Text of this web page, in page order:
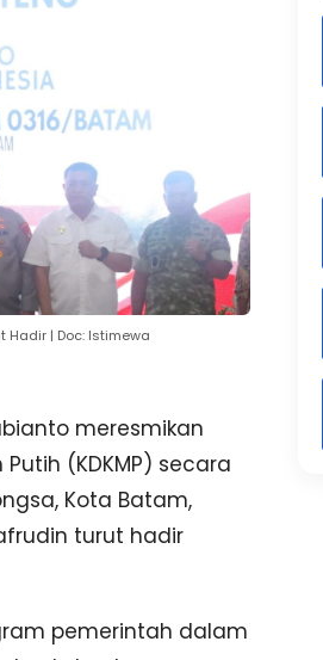
Hadir | Doc: Istimewa
meresmikan
(KDKMP) secara
Kota Batam,
turut hadir
pemerintah dalam